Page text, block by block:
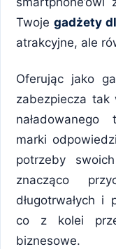
Twojegadżety
atrakcyjne, ale
Oferując jako
zabezpiecza
marki
potrzeby
znacząco
długotrwałych i
co z kolei
biznesowe.